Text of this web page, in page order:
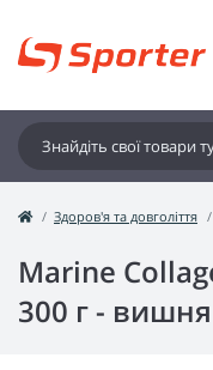
Здоров'я та довголіття
Marine
300 г - вишня